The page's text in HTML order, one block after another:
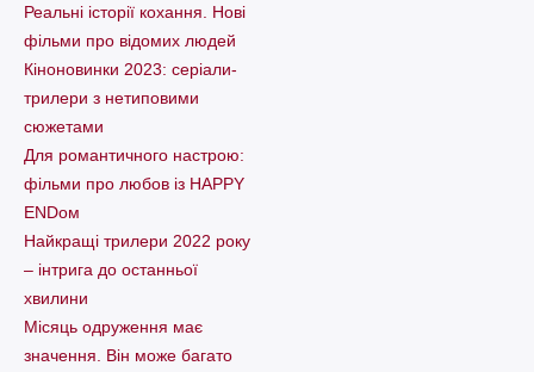
Реальні історії кохання. Нові
фільми про відомих людей
Кіноновинки 2023: серіали-
трилери з нетиповими
сюжетами
Для романтичного настрою:
фільми про любов із HAPPY
ENDом
Найкращі трилери 2022 року
– інтрига до останньої
хвилини
Місяць одруження має
значення. Він може багато